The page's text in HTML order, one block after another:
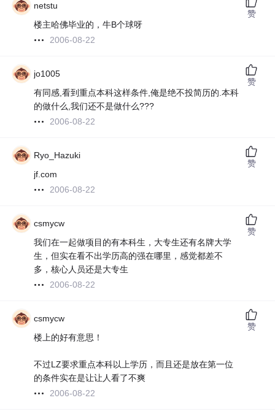
netstu
楼主哈佛毕业的，牛B个球呀
2006-08-22
赞
jo1005
有同感,看到重点本科这样条件,俺是绝不投简历的.本科
的做什么,我们还不是做什么???
2006-08-22
赞
Ryo_Hazuki
jf.com
2006-08-22
赞
csmycw
我们在一起做项目的有本科生，大专生还有名牌大学
生，但实在看不出学历高的强在哪里，感觉都差不
多，核心人员还是大专生
2006-08-22
赞
csmycw
楼上的好有意思！
不过LZ要求重点本科以上学历，而且还是放在第一位
的条件实在是让让人看了不爽
2006-08-22
赞